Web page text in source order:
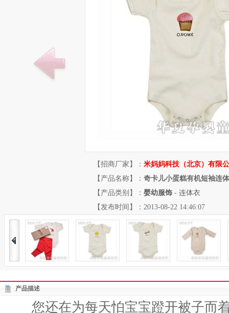
【招商厂家】： 米妈妈科技（北京）有限
【产品名称】： 奇卡儿小蛋糕有机短袖连
【产品类别】： 婴幼服饰 - 连体衣
【发布时间】：2013-08-22 14:46:07
产品描述
您还在为每天怕宝宝蹬开被子而